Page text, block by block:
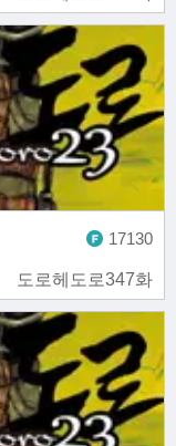
도로헤도로347화
17130